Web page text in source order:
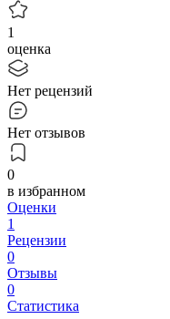
1
оценка
Нет рецензий
Нет отзывов
0
в избранном
Оценки
1
Рецензии
0
Отзывы
0
Статистика